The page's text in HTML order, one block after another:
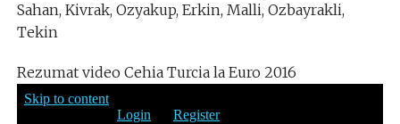
Sahan, Kivrak, Ozyakup, Erkin, Malli, Ozbayrakli,
Tekin
Rezumat video Cehia Turcia la Euro 2016